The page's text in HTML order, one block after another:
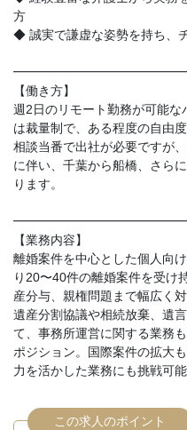
方
◆ 誠実で謙虚な姿勢を持ち、
【働き方】
週2日のリモート勤務が可能な
は裁量制で、ある程度の自由
相談当番で出社が必要ですが
に伴い、千葉から船橋、さら
ります。
【業務内容】
離婚案件を中心とした個人向
り20〜40件の離婚案件を受け
産分与、親権問題まで幅広く
遺産分割協議や相続放棄、遺
て、事務所運営に関する業務
ポジション。国際案件の拡大
力を活かした業務にも挑戦可能
この求人のポイント